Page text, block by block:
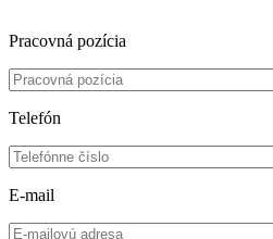
Pracovná pozícia
Telefón
E-mail